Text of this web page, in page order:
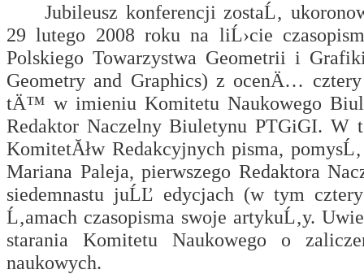
Jubileusz konferencji zostaĹ‚
29 lutego 2008 roku na liĹ›cie
Polskiego Towarzystwa Geometrii i
Geometry and Graphics) z ocenÄ…
tÄ™ w imieniu Komitetu Naukowego
Redaktor Naczelny Biuletynu PTGiGI. W
KomitetĂłw Redakcyjnych pisma,
Mariana Paleja, pierwszego Redaktora
siedemnastu juĹĽ edycjach (w tym
Ĺ‚amach czasopisma swoje artykuĹ‚y.
starania Komitetu Naukowego o
naukowych.